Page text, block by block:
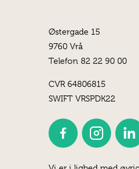
Østergade 15
9760 Vrå
Telefon 82 22 90 00
CVR 64806815
SWIFT VRSPDK22